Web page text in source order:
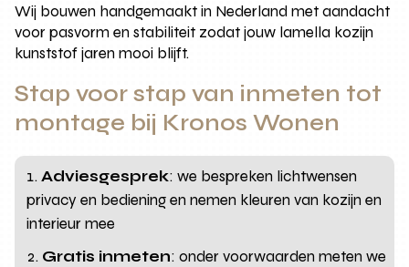
Wij bouwen handgemaakt in Nederland met aandacht
voor pasvorm en stabiliteit zodat jouw lamella kozijn
kunststof jaren mooi blijft.
Stap voor stap van inmeten tot
montage bij Kronos Wonen
Adviesgesprek: we bespreken lichtwensen
privacy en bediening en nemen kleuren van kozijn en
interieur mee
Gratis inmeten: onder voorwaarden meten we